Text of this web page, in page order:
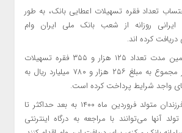
تعداد فقره تسهیلات اعطایی بانک، به طور
خانواده ایرانی روزانه از شعب بانک ملی ایران وام
کرده اند.
بانک ملی ایران در همین مدت تعداد ۱۲۵ هزار و ۳۵۵ فقره تسهیلات
قرض‌الحسنه ازدواج در مجموع به مبلغ ۲۵۶ هزار و ۷۸۰ میلیارد ریال به
واجد شرایط پرداخت کرده است.
گفتنی است، والدین فرزندان متولد فروردین ماه ١۴٠٠ به بعد حداکثر تا
آنها می‌توانند با مراجعه به درگاه اینترنتی